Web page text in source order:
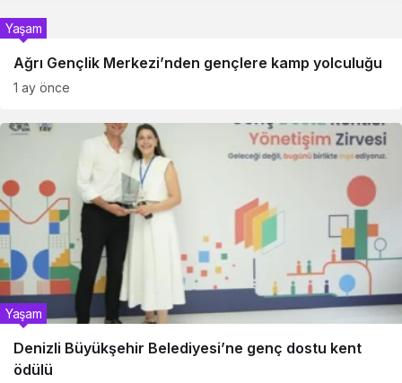
Ağrı Gençlik Merkezi’nden gençlere kamp yolculuğu
Yaşam
1 ay önce
Denizli Büyükşehir Belediyesi’ne genç dostu kent
ödülü
Yaşam